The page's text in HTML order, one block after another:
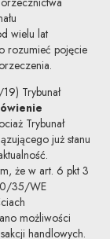
wielu lat
rozumieć pojęcie
Trybunał
Trybunał
już stanu
że w art. 6 pkt 3
35/WE
możliwości
handlowych.